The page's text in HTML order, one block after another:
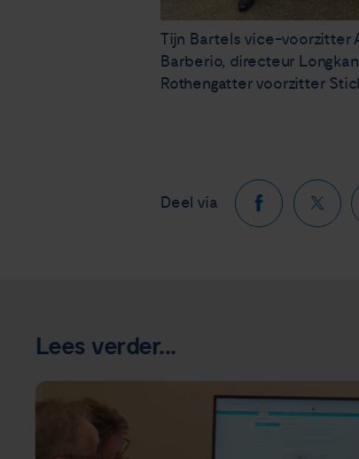
Tijn Bartels vice-voorzitter
Barberio, directeur
Rothengatter voorzitter
Deel via
Lees verder...